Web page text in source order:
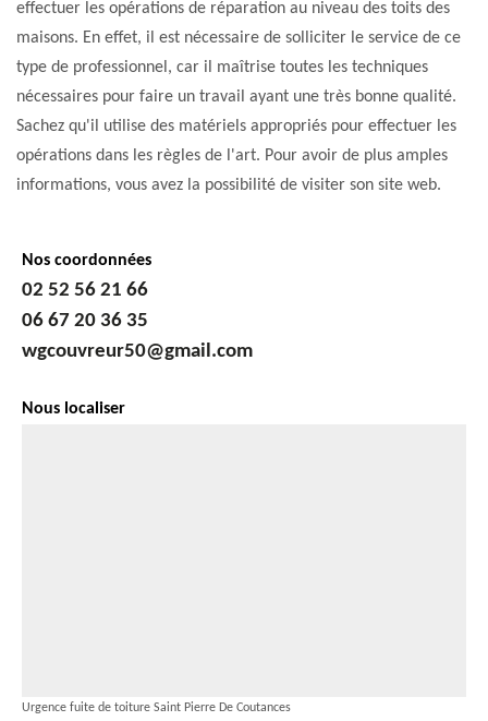
effectuer les opérations de réparation au niveau des toits des
maisons. En effet, il est nécessaire de solliciter le service de ce
type de professionnel, car il maîtrise toutes les techniques
nécessaires pour faire un travail ayant une très bonne qualité.
Sachez qu'il utilise des matériels appropriés pour effectuer les
opérations dans les règles de l'art. Pour avoir de plus amples
informations, vous avez la possibilité de visiter son site web.
Nos coordonnées
02 52 56 21 66
06 67 20 36 35
wgcouvreur50@gmail.com
Nous localiser
Urgence fuite de toiture Saint Pierre De Coutances